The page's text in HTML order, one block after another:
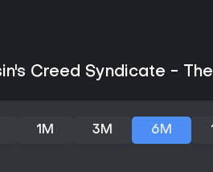
Creed Syndicate -
1M 3M 6M